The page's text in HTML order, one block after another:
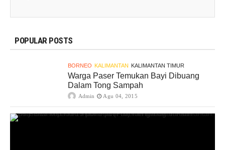
POPULAR POSTS
BORNEO KALIMANTAN KALIMANTAN TIMUR
Warga Paser Temukan Bayi Dibuang
Dalam Tong Sampah
Admin Agu 04, 2015